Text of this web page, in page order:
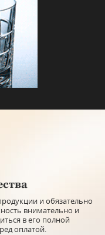
и обязательно
внимательно и
в его полной
оплатой.